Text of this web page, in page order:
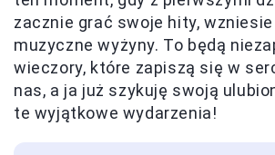
zacznie grać swoje hity, wzniesie
muzyczne wyżyny. To będą
wieczory, które zapiszą się w
nas, a ja już szykuję swoją
te wyjątkowe wydarzenia!